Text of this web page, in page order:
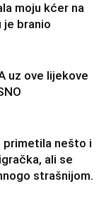
moju kćer na
je branio
uz ove lijekove
primetila nešto i
ali se
strašnijom.